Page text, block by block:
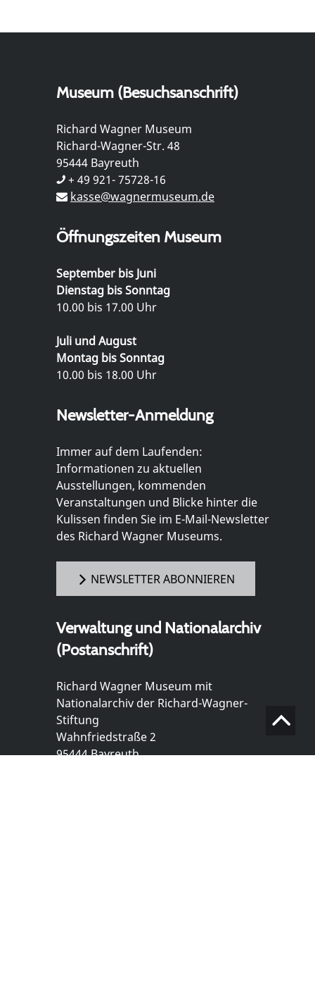
Museum (Besuchsanschrift)
Richard Wagner Museum
Richard-Wagner-Str. 48
95444 Bayreuth
+ 49 921- 75728-16
kasse@wagnermuseum.de
Öffnungszeiten Museum
September bis Juni
Dienstag bis Sonntag
10.00 bis 17.00 Uhr
Juli und August
Montag bis Sonntag
10.00 bis 18.00 Uhr
Newsletter-Anmeldung
Immer auf dem Laufenden:
Informationen zu aktuellen
Ausstellungen, kommenden
Veranstaltungen und Blicke hinter die
Kulissen finden Sie im E-Mail-Newsletter
des Richard Wagner Museums.
NEWSLETTER ABONNIEREN
Verwaltung und Nationalarchiv
(Postanschrift)
Richard Wagner Museum mit
Nationalarchiv der Richard-Wagner-
Stiftung
Wahnfriedstraße 2
95444 Bayreuth